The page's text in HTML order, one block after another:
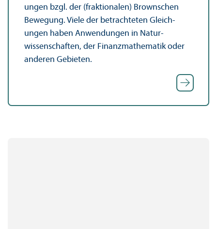
ungen bzgl. der (fraktionalen) Brownschen
Bewegung. Viele der betrachteten Gleich­
ungen haben Anwendungen in Natur­
wissenschaften, der Finanz­mathematik oder
anderen Gebieten.